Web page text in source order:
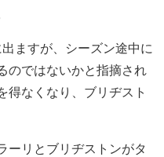
ますが、シーズン途中に
のではないかと指摘され
得なくなり、ブリヂスト
リとブリヂストンがタ